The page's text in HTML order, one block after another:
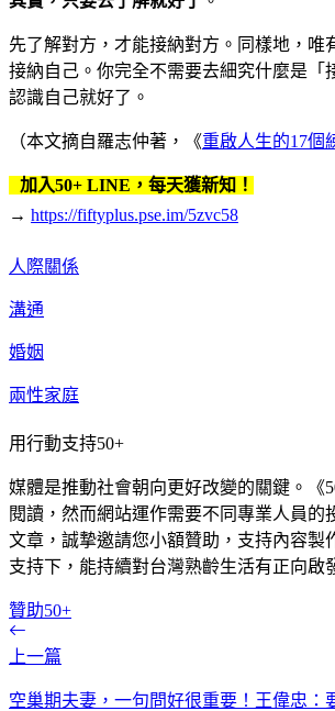
先了解對方，才能接納對方。同樣地，唯
接納自己。你完全不需要去細究什麼是「
認識自己就好了。
（本文摘自羅志仲著，《重啟人生的17個
加入50+ LINE，每天獲新知！
→ https://fiftyplus.pse.im/5zvc58
人際關係
溝通
婚姻
兩性家庭
用行動支持50+
媒體是推動社會朝向更好改變的關鍵。《
閱讀，然而網站運作需要不同專業人員的
文章，誠摯邀請您小額贊助，支持內容製
支持下，能持續對台灣熟齡生活有正向啟
贊助50+
上一篇
空巢期夫妻，一句問好很重要！王偉忠：